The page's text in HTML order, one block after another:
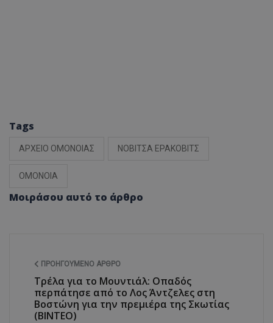
Tags
ΑΡΧΕΙΟ ΟΜΟΝΟΙΑΣ ΝΟΒΙΤΣΑ ΕΡΑΚΟΒΙΤΣ
ΟΜΟΝΟΙΑ
Μοιράσου αυτό το άρθρο
ΠΡΟΗΓΟΎΜΕΝΟ ΆΡΘΡΟ
Τρέλα για το Μουντιάλ: Οπαδός
περπάτησε από το Λος Άντζελες στη
Βοστώνη για την πρεμιέρα της Σκωτίας
(ΒΙΝΤΕΟ)